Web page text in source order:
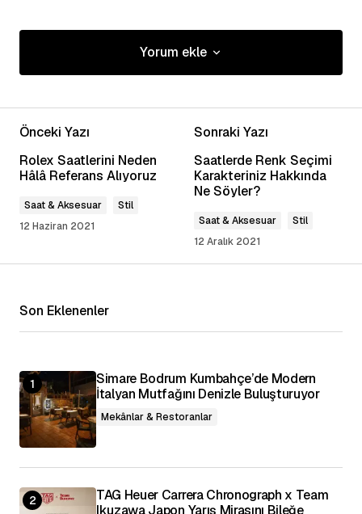
Yorum ekle
Yorum ekle
E-posta adresiniz yayınlanmayacak.
Gerekli
alanlar*ile işaretlenmişlerdir
Yorum*
Adınız*
Daha sonraki yorumlarımda kullanılması için
adım, e-posta adresim ve site adresim bu
tarayıcıya kaydedilsin.
Önceki Yazı
Rolex Saatlerini Neden
Hâlâ Referans Alıyoruz
Saat & Aksesuar
Stil
12 Haziran 2021
Sonraki Yazı
Saatlerde Renk Seçimi
Karakteriniz Hakkında
Ne Söyler?
Saat & Aksesuar
Stil
12 Aralık 2021
Son Eklenenler
Simare Bodrum Kumbahçe’de Modern
İtalyan Mutfağını Denizle Buluşturuyor
Mekânlar & Restoranlar
TAG Heuer Carrera Chronograph x Team